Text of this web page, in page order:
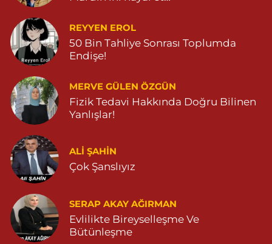
REYYEN EROL
50 Bin Tahliye Sonrası Toplumda
Endişe!
MERVE GÜLEN ÖZGÜN
Fizik Tedavi Hakkında Doğru Bilinen
Yanlışlar!
ALI ŞAHİN
Çok Şanslıyız
SERAP AKAY AĞIRMAN
Evlilikte Bireyselleşme Ve
Bütünleşme